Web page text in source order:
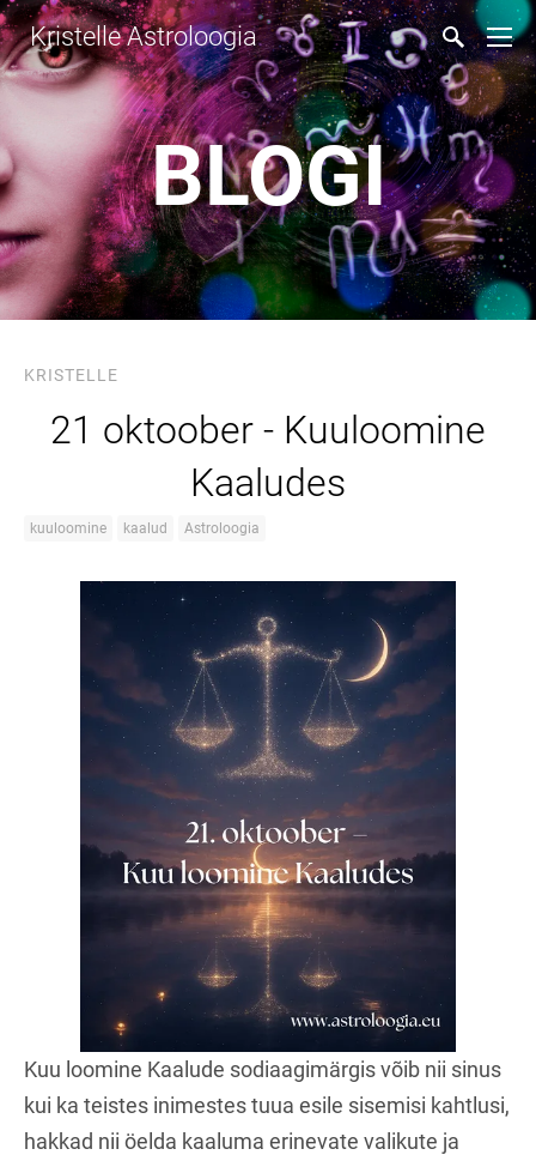
Kristelle Astroloogia
BLOGI
KRISTELLE
21 oktoober - Kuuloomine
Kaaludes
kuuloomine kaalud Astroloogia
Kuu loomine Kaalude sodiaagimärgis võib nii sinus
kui ka teistes inimestes tuua esile sisemisi kahtlusi,
hakkad nii öelda kaaluma erinevate valikute ja